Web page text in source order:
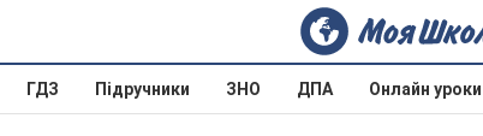
ГДЗ Підручники ЗНО ДПА Онлайн уроки